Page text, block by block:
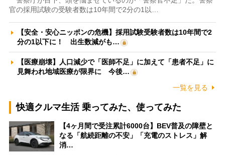
官の採用試験の受験者数は10年間で2分の1以…
【安全・安心ニッポンの危機】採用試験受験者数は10年間で2
分の1以下に！ 出生数減がも…
【医療崩壊】人口減少で「医師不足」に加えて「患者不足」に
見舞われ地域医療が限界に 今後…
一覧を見る
快適クルマ生活 乗ってみた、使ってみた
【4ヶ月間で受注累計6000台】BEV普及の障壁と
なる「航続距離の不安」「充電のストレス」解
消…